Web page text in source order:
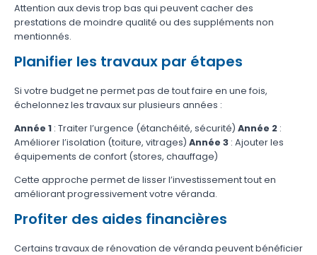
Attention aux devis trop bas qui peuvent cacher des
prestations de moindre qualité ou des suppléments non
mentionnés.
Planifier les travaux par étapes
Si votre budget ne permet pas de tout faire en une fois,
échelonnez les travaux sur plusieurs années :
Année 1: Traiter l’urgence (étanchéité, sécurité) Année 2:
Améliorer l’isolation (toiture, vitrages) Année 3: Ajouter les
équipements de confort (stores, chauffage)
Cette approche permet de lisser l’investissement tout en
améliorant progressivement votre véranda.
Profiter des aides financières
Certains travaux de rénovation de véranda peuvent bénéficier